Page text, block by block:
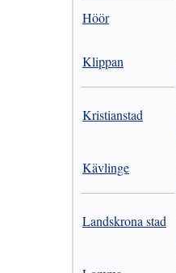
Höör
Klippan
Kristianstad
Kävlinge
Landskrona stad